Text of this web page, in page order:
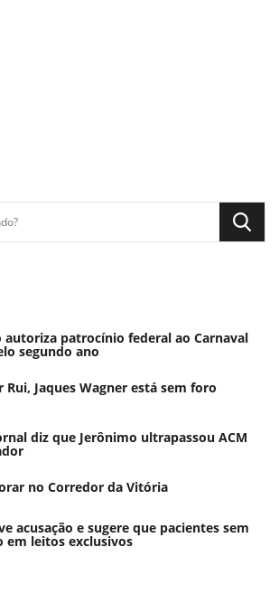
autoriza patrocínio federal ao Carnaval
segundo ano
Rui, Jaques Wagner está sem foro
diz que Jerônimo ultrapassou ACM
no Corredor da Vitória
acusação e sugere que pacientes sem
em leitos exclusivos